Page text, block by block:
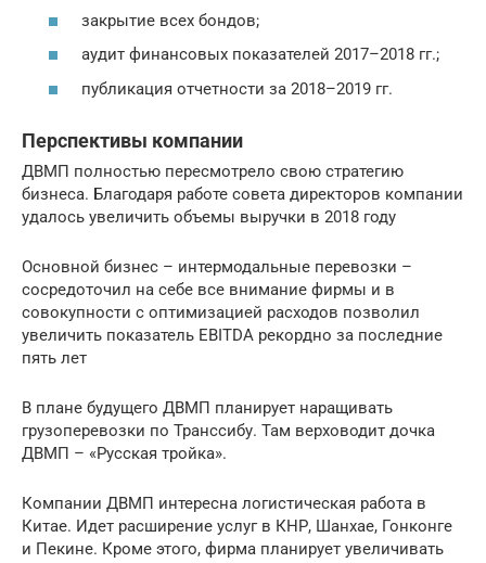
закрытие всех бондов;
аудит финансовых показателей 2017–2018 гг.;
публикация отчетности за 2018–2019 гг.
Перспективы компании
ДВМП полностью пересмотрело свою стратегию
бизнеса. Благодаря работе совета директоров компании
удалось увеличить объемы выручки в 2018 году
Основной бизнес – интермодальные перевозки –
сосредоточил на себе все внимание фирмы и в
совокупности с оптимизацией расходов позволил
увеличить показатель EBITDA рекордно за последние
пять лет
В плане будущего ДВМП планирует наращивать
грузоперевозки по Транссибу. Там верховодит дочка
ДВМП – «Русская тройка».
Компании ДВМП интересна логистическая работа в
Китае. Идет расширение услуг в КНР, Шанхае, Гонконге
и Пекине. Кроме этого, фирма планирует увеличивать